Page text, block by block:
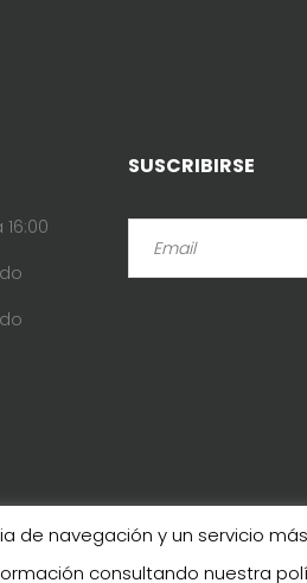
16:00
SUSCRIBIRSE
-AVISO LEGAL-IGLÚ
navegación y un servicio
consultando nuestra